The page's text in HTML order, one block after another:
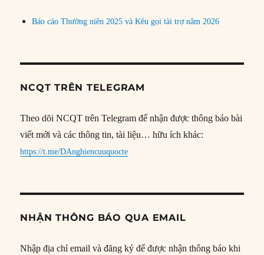
Báo cáo Thường niên 2025 và Kêu gọi tài trợ năm 2026
NCQT TRÊN TELEGRAM
Theo dõi NCQT trên Telegram để nhận được thông báo bài
viết mới và các thông tin, tài liệu… hữu ích khác:
https://t.me/DAnghiencuuquocte
NHẬN THÔNG BÁO QUA EMAIL
Nhập địa chỉ email và đăng ký để được nhận thông báo khi